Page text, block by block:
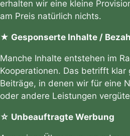
erhalten wir eine kleine
am Preis natürlich nichts.
★ Gesponserte Inhalte /
Manche Inhalte entstehen im
Kooperationen. Das betrifft klar
Beiträge, in denen wir für eine
oder andere Leistungen
☆ Unbeauftragte Werbung